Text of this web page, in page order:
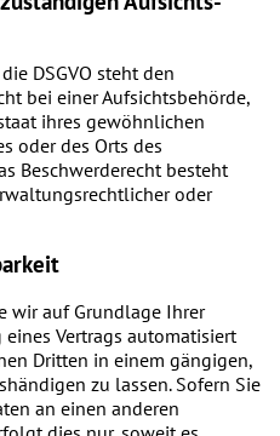
DSGVO steht den
bei einer Aufsichtsbehörde,
ihres gewöhnlichen
oder des Orts des
Beschwerderecht besteht
oder
wir auf Grundlage Ihrer
Vertrags automatisiert
Dritten in einem gängigen,
zu lassen. Sofern Sie
an einen anderen